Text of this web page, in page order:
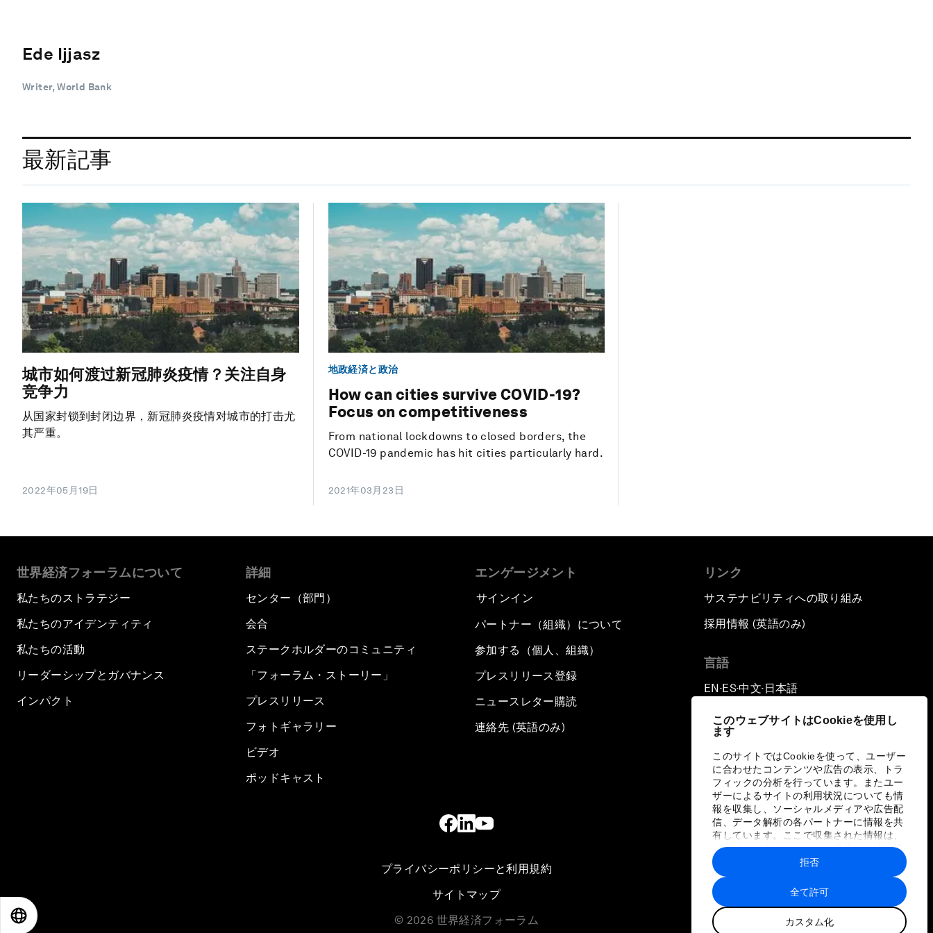
このウェブサイトはCookieを使用し
ます
このサイトではCookieを使って、ユーザー
に合わせたコンテンツや広告の表示、トラ
フィックの分析を行っています。またユー
ザーによるサイトの利用状況についても情
報を収集し、ソーシャルメディアや広告配
信、データ解析の各パートナーに情報を共
有しています。ここで収集された情報は、
ユーザーが各パートナーに提供した他の情
報や各パートナーのサービスを使用した際
に収集された情報と組み合わされ、各パー
トナーによって使用されることがありま
す。
全て許可
カスタム化
拒否
Ede Ijjasz
Writer, World Bank
最新記事
城市如何渡过新冠肺炎疫情？关注自身
竞争力
从国家封锁到封闭边界，新冠肺炎疫情对城市的打击尤
其严重。
2022年05月19日
地政経済と政治
How can cities survive COVID-19?
Focus on competitiveness
From national lockdowns to closed borders, the
COVID-19 pandemic has hit cities particularly hard.
2021年03月23日
世界経済フォーラムについて
私たちのストラテジー
私たちのアイデンティティ
私たちの活動
リーダーシップとガバナンス
インパクト
詳細
センター（部門）
会合
ステークホルダーのコミュニティ
「フォーラム・ストーリー」
プレスリリース
フォトギャラリー
ビデオ
ポッドキャスト
エンゲージメント
サインイン
パートナー（組織）について
参加する（個人、組織）
プレスリリース登録
ニュースレター購読
連絡先 (英語のみ)
リンク
サステナビリティへの取り組み
採用情報 (英語のみ)
言語
EN ▪ ES▪中文▪ 日本語
プライバシーポリシーと利用規約
サイトマップ
© 2026 世界経済フォーラム